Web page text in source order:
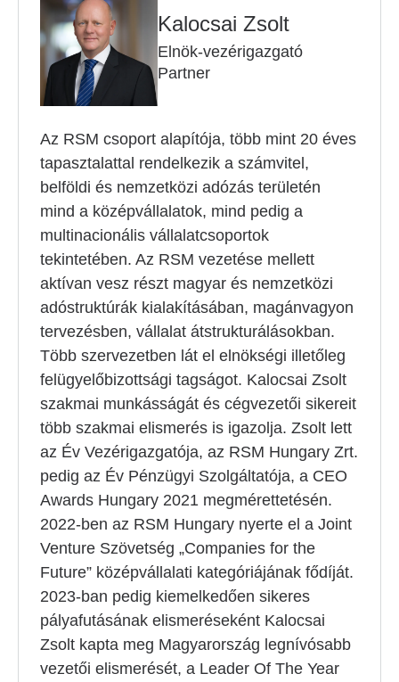
Kalocsai Zsolt
Elnök-vezérigazgató
Partner
Az RSM csoport alapítója, több mint 20 éves
tapasztalattal rendelkezik a számvitel,
belföldi és nemzetközi adózás területén
mind a középvállalatok, mind pedig a
multinacionális vállalatcsoportok
tekintetében. Az RSM vezetése mellett
aktívan vesz részt magyar és nemzetközi
adóstruktúrák kialakításában, magánvagyon
tervezésben, vállalat átstrukturálásokban.
Több szervezetben lát el elnökségi illetőleg
felügyelőbizottsági tagságot. Kalocsai Zsolt
szakmai munkásságát és cégvezetői sikereit
több szakmai elismerés is igazolja. Zsolt lett
az Év Vezérigazgatója, az RSM Hungary Zrt.
pedig az Év Pénzügyi Szolgáltatója, a CEO
Awards Hungary 2021 megmérettetésén.
2022-ben az RSM Hungary nyerte el a Joint
Venture Szövetség „Companies for the
Future” középvállalati kategóriájának fődíját.
2023-ban pedig kiemelkedően sikeres
pályafutásának elismeréseként Kalocsai
Zsolt kapta meg Magyarország legnívósabb
vezetői elismerését, a Leader Of The Year